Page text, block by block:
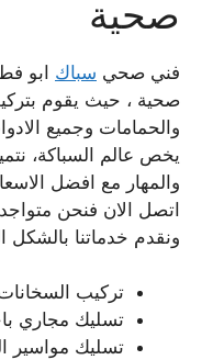
صحية
فني صحي سباك ابو
صحية ، حيث يقوم
والحمامات وجميع
يخص عالم السباكة،
والمهار مع افضل
اتصل الان فنحن
ونقدم خدماتنا بالشكل
تركيب
تسليك مجاري
تسليك